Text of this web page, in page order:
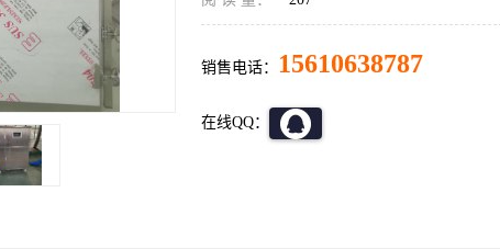
销售电话： 15610638787
在线QQ：